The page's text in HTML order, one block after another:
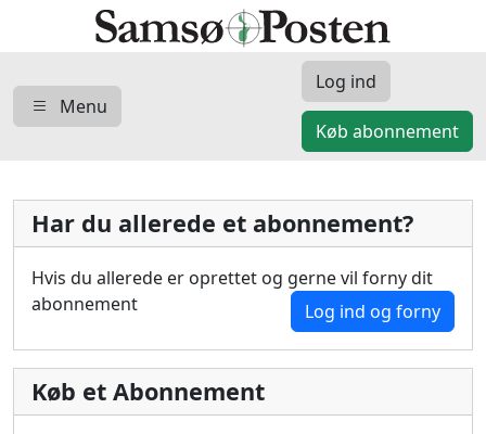
Menu
Log ind
Køb abonnement
Har du allerede et abonnement?
Hvis du allerede er oprettet og gerne vil forny dit
abonnement
Log ind og forny
Køb et Abonnement